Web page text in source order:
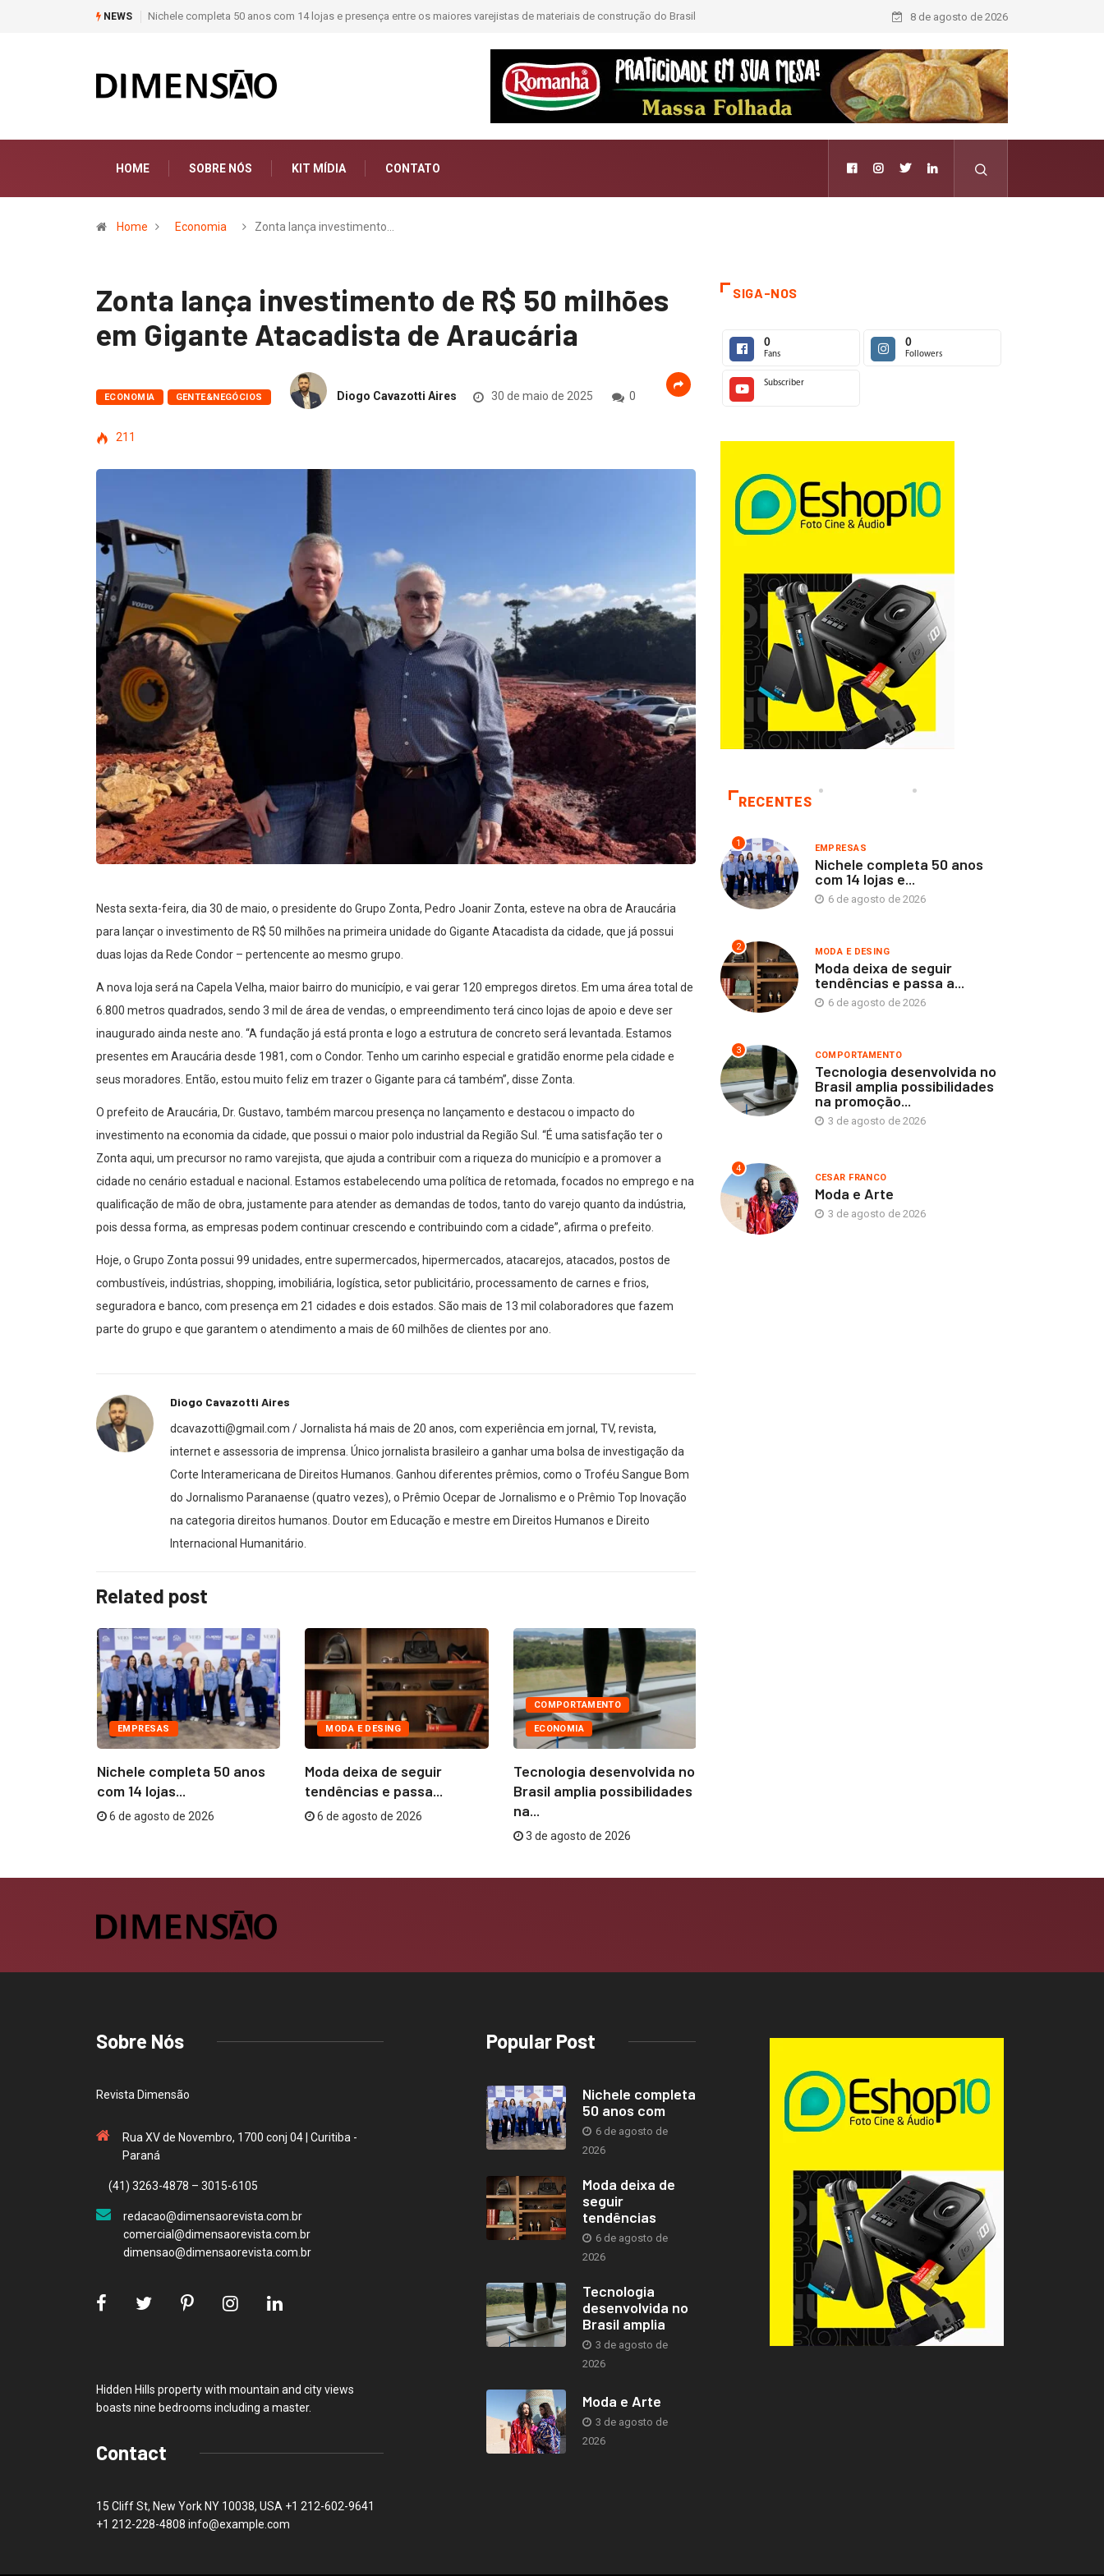
NEWS
de materiais de construção do BrasilModa deixa de seguir tendências e passa a contar histórias; Forward aposta na curadoria como novo luxo 8 de agosto de 2026
HOME SOBRE NÓS KIT MÍDIA CONTATO
Home Economia Zonta lança investimento…
Zonta lança investimento de R$ 50 milhões
em Gigante Atacadista de Araucária
ECONOMIA GENTE&NEGÓCIOS Diogo Cavazotti Aires 30 de maio de 2025 0
211
Nesta sexta-feira, dia 30 de maio, o presidente do Grupo Zonta, Pedro Joanir Zonta, esteve na obra de Araucária
para lançar o investimento de R$ 50 milhões na primeira unidade do Gigante Atacadista da cidade, que já possui
duas lojas da Rede Condor – pertencente ao mesmo grupo.
A nova loja será na Capela Velha, maior bairro do município, e vai gerar 120 empregos diretos. Em uma área total de
6.800 metros quadrados, sendo 3 mil de área de vendas, o empreendimento terá cinco lojas de apoio e deve ser
inaugurado ainda neste ano. “A fundação já está pronta e logo a estrutura de concreto será levantada. Estamos
presentes em Araucária desde 1981, com o Condor. Tenho um carinho especial e gratidão enorme pela cidade e
seus moradores. Então, estou muito feliz em trazer o Gigante para cá também”, disse Zonta.
O prefeito de Araucária, Dr. Gustavo, também marcou presença no lançamento e destacou o impacto do
investimento na economia da cidade, que possui o maior polo industrial da Região Sul. “É uma satisfação ter o
Zonta aqui, um precursor no ramo varejista, que ajuda a contribuir com a riqueza do município e a promover a
cidade no cenário estadual e nacional. Estamos estabelecendo uma política de retomada, focados no emprego e na
qualificação de mão de obra, justamente para atender as demandas de todos, tanto do varejo quanto da indústria,
pois dessa forma, as empresas podem continuar crescendo e contribuindo com a cidade”, afirma o prefeito.
Hoje, o Grupo Zonta possui 99 unidades, entre supermercados, hipermercados, atacarejos, atacados, postos de
combustíveis, indústrias, shopping, imobiliária, logística, setor publicitário, processamento de carnes e frios,
seguradora e banco, com presença em 21 cidades e dois estados. São mais de 13 mil colaboradores que fazem
parte do grupo e que garantem o atendimento a mais de 60 milhões de clientes por ano.
Diogo Cavazotti Aires
dcavazotti@gmail.com / Jornalista há mais de 20 anos, com experiência em jornal, TV, revista,
internet e assessoria de imprensa. Único jornalista brasileiro a ganhar uma bolsa de investigação da
Corte Interamericana de Direitos Humanos. Ganhou diferentes prêmios, como o Troféu Sangue Bom
do Jornalismo Paranaense (quatro vezes), o Prêmio Ocepar de Jornalismo e o Prêmio Top Inovação
na categoria direitos humanos. Doutor em Educação e mestre em Direitos Humanos e Direito
Internacional Humanitário.
Related post
EMPRESAS
Nichele completa 50 anos
com 14 lojas...
6 de agosto de 2026
MODA E DESING
Moda deixa de seguir
tendências e passa...
6 de agosto de 2026
COMPORTAMENTO
ECONOMIA
Tecnologia desenvolvida no
Brasil amplia possibilidades
na...
3 de agosto de 2026
SIGA-NOS
0
Fans
0
Followers
Subscriber
RECENTES
1 EMPRESAS
Nichele completa 50 anos
com 14 lojas e...
6 de agosto de 2026
2 MODA E DESING
Moda deixa de seguir
tendências e passa a...
6 de agosto de 2026
3 COMPORTAMENTO
Tecnologia desenvolvida no
Brasil amplia possibilidades
na promoção...
3 de agosto de 2026
4
CESAR FRANCO
Moda e Arte
3 de agosto de 2026
Sobre Nós
Revista Dimensão
Rua XV de Novembro, 1700 conj 04 | Curitiba -
Paraná
(41) 3263-4878 – 3015-6105
redacao@dimensaorevista.com.br
comercial@dimensaorevista.com.br
dimensao@dimensaorevista.com.br
Hidden Hills property with mountain and city views
boasts nine bedrooms including a master.
Contact
15 Cliff St, New York NY 10038, USA +1 212-602-9641
+1 212-228-4808 info@example.com
Popular Post
Nichele completa
50 anos com
6 de agosto de
2026
Moda deixa de
seguir
tendências
6 de agosto de
2026
Tecnologia
desenvolvida no
Brasil amplia
3 de agosto de
2026
Moda e Arte
3 de agosto de
2026